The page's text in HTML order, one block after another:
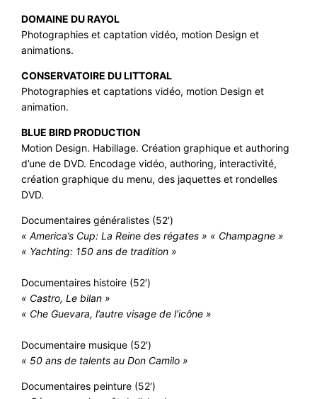
DOMAINE DU RAYOL
Photographies et captation vidéo, motion Design et
animations.
CONSERVATOIRE DU LITTORAL
Photographies et captations vidéo, motion Design et
animation.
BLUE BIRD PRODUCTION
Motion Design. Habillage. Création graphique et authoring
d’une de DVD. Encodage vidéo, authoring, interactivité,
création graphique du menu, des jaquettes et rondelles
DVD.
Documentaires généralistes (52′)
« America’s Cup: La Reine des régates » « Champagne »
« Yachting: 150 ans de tradition »
Documentaires histoire (52′)
« Castro, Le bilan »
« Che Guevara, l’autre visage de l’icône »
Documentaire musique (52′)
« 50 ans de talents au Don Camilo »
Documentaires peinture (52′)